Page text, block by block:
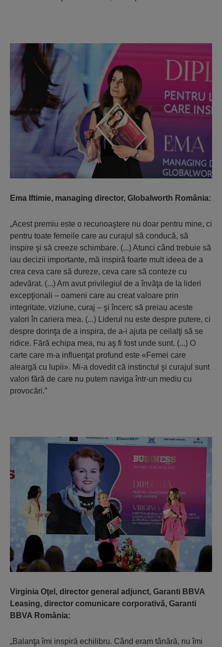
Ema Iftimie, managing director, Globalworth România:
„Acest premiu este o recunoaştere nu doar pentru mine, ci
pentru toate femeile care au curajul să conducă, să
inspire şi să creeze schimbare. (...) Atunci când trebuie să
iau decizii importante, mă inspiră foarte mult ideea de a
crea ceva care să dureze, ceva care să conteze cu
adevărat. (...) Am avut privilegiul de a învăţa de la lideri
excepţionali – oameni care au creat valoare prin
integritate, viziune, curaj – şi încerc să preiau aceste
valori în cariera mea. (...) Liderul nu este despre putere, ci
despre dorinţa de a inspira, de a-i ajuta pe ceilalţi să se
ridice. Fără echipa mea, nu aş fi fost unde sunt. (...) O
carte care m-a influenţat profund este «Femei care
aleargă cu lupii». Mi-a dovedit că instinctul şi curajul sunt
valori fără de care nu putem naviga într-un mediu cu
provocări.”
Virginia Oţel, director general adjunct, Garanti BBVA
Leasing, director comunicare corporativă, Garanti
BBVA România:
„Balanţa îmi inspiră echilibru. Când eram tânără, nu îmi